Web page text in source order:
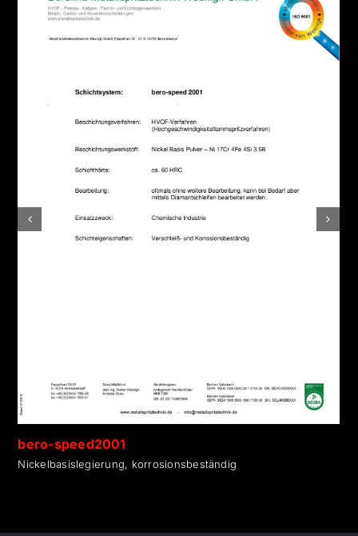
bero-speed2001
Nickelbasislegierung, korrosionsbeständig